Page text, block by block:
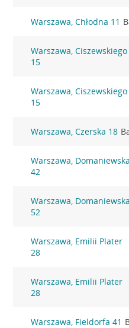
Warszawa, Chłodna 11
Warszawa, Ciszewskiego
15
Warszawa, Ciszewskiego
15
Warszawa, Czerska 18
Warszawa, Domaniewska
42
Warszawa, Domaniewska
52
Warszawa, Emilii Plater
28
Warszawa, Emilii Plater
28
Warszawa, Fieldorfa 41